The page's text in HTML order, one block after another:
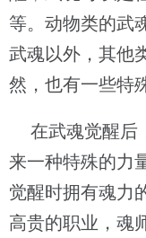
等。动物类的武
武魂以外，其他
然，也有一些特
在武魂觉醒后
来一种特殊的力
觉醒时拥有魂力
高贵的职业，魂